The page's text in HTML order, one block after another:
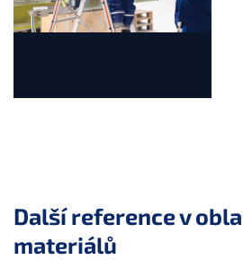
Další reference v
materiálů